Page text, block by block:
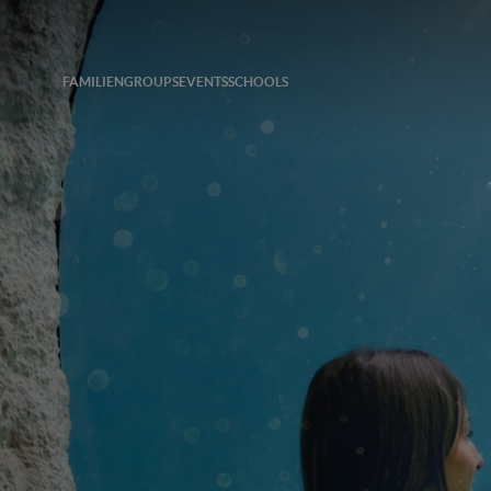
FAMILIENGROUPSEVENTSSCHOOLS